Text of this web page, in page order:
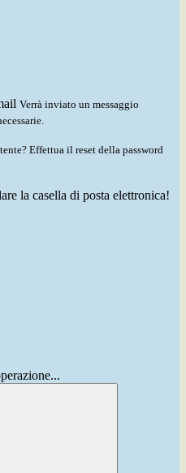
Verrà inviato un messaggio
Effettua il reset della password
la casella di posta elettronica!